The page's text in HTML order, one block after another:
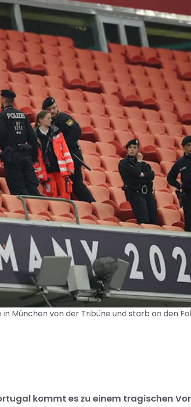
München von der Tribüne und starb an den
kommt es zu einem tragischen